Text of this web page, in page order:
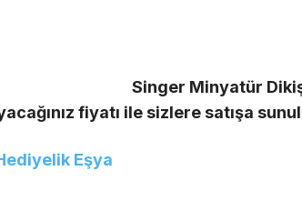
Singer Minyatür
fiyatı ile sizlere satışa
Eşya